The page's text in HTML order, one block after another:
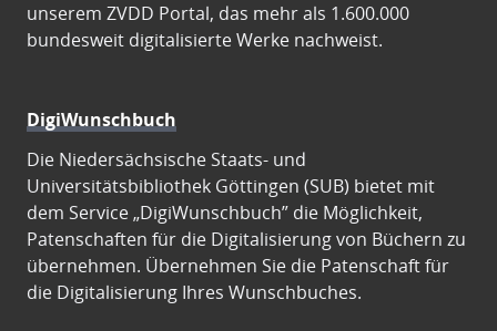
unserem ZVDD Portal, das mehr als 1.600.000
bundesweit digitalisierte Werke nachweist.
DigiWunschbuch
Die Niedersächsische Staats- und
Universitätsbibliothek Göttingen (SUB) bietet mit
dem Service „DigiWunschbuch” die Möglichkeit,
Patenschaften für die Digitalisierung von Büchern zu
übernehmen. Übernehmen Sie die Patenschaft für
die Digitalisierung Ihres Wunschbuches.